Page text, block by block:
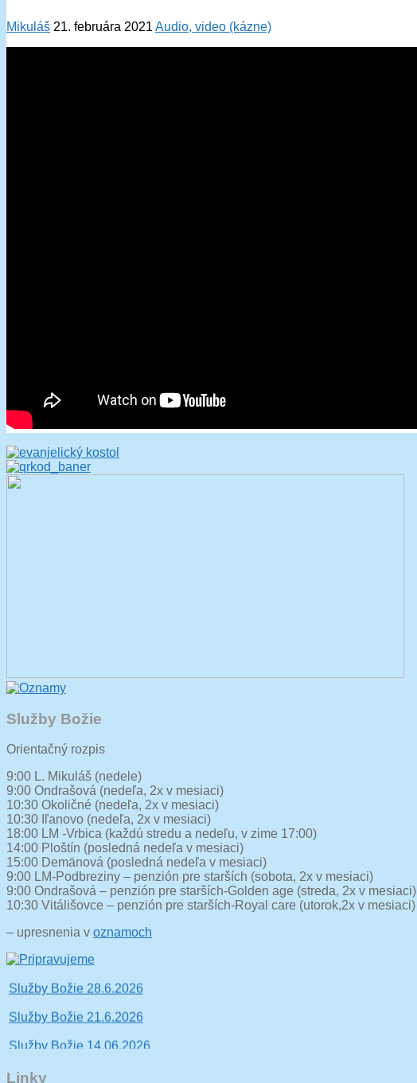
Mikuláš 21. februára 2021 Audio, video (kázne)
Služby Božie
Orientačný rozpis
9:00 L. Mikuláš (nedele)
9:00 Ondrašová (nedeľa, 2x v mesiaci)
10:30 Okoličné (nedeľa, 2x v mesiaci)
10:30 Iľanovo (nedeľa, 2x v mesiaci)
18:00 LM -Vrbica (každú stredu a nedeľu, v zime 17:00)
14:00 Ploštín (posledná nedeľa v mesiaci)
15:00 Demänová (posledná nedeľa v mesiaci)
9:00 LM-Podbreziny – penzión pre starších (sobota, 2x v mesiaci)
9:00 Ondrašová – penzión pre starších-Golden age (streda, 2x v mesiaci)
10:30 Vitálišovce – penzión pre starších-Royal care (utorok,2x v mesiaci)
– upresnenia v oznamoch
Linky